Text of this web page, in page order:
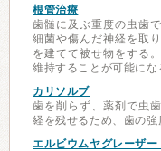
根管治療
歯髄に及ぶ重度の虫歯
細菌や傷んだ神経を取
を建てて被せ物をする
維持することが可能にな
カリソルブ
歯を削らず、薬剤で虫
経を残せるため、歯の強
エルビウムヤグレーザー